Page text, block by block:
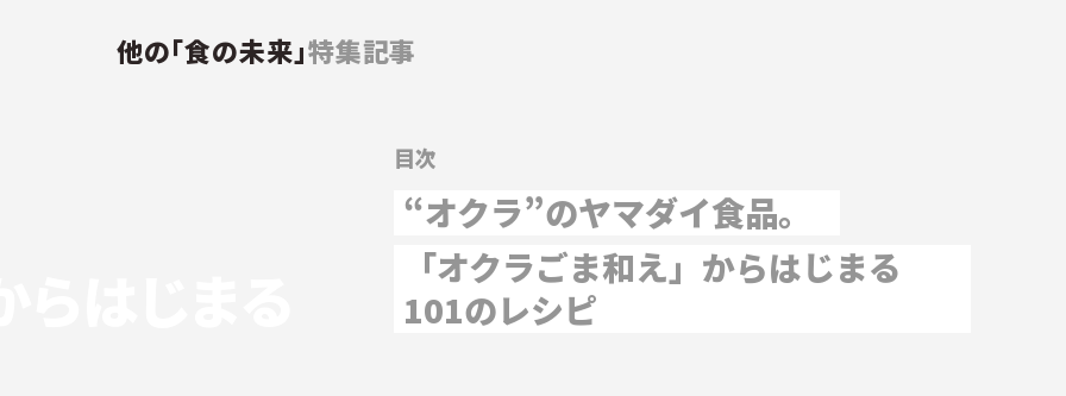
他の「食の未来」特集記事
目次
“オクラ”のヤマダイ食品。
「オクラごま和え」からはじまる
101のレシピ